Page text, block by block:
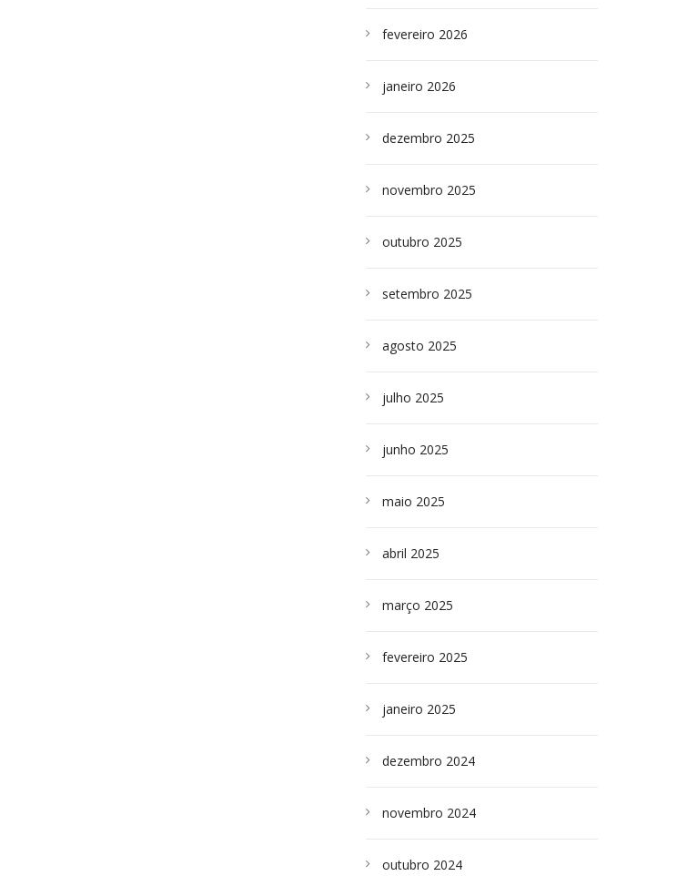
fevereiro 2026
janeiro 2026
dezembro 2025
novembro 2025
outubro 2025
setembro 2025
agosto 2025
julho 2025
junho 2025
maio 2025
abril 2025
março 2025
fevereiro 2025
janeiro 2025
dezembro 2024
novembro 2024
outubro 2024